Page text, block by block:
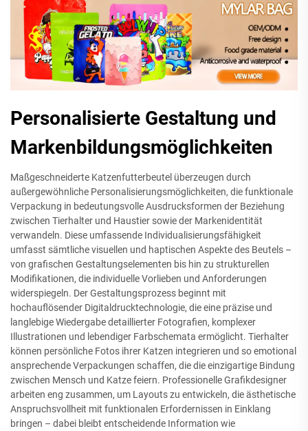
Personalisierte Gestaltung und
Markenbildungsmöglichkeiten
Maßgeschneiderte Katzenfutterbeutel überzeugen durch
außergewöhnliche Personalisierungsmöglichkeiten, die funktionale
Verpackung in bedeutungsvolle Ausdrucksformen der Beziehung
zwischen Tierhalter und Haustier sowie der Markenidentität
verwandeln. Diese umfassende Individualisierungsfähigkeit
umfasst sämtliche visuellen und haptischen Aspekte des Beutels –
von grafischen Gestaltungselementen bis hin zu strukturellen
Modifikationen, die individuelle Vorlieben und Anforderungen
widerspiegeln. Der Gestaltungsprozess beginnt mit
hochauflösender Digitaldrucktechnologie, die eine präzise und
langlebige Wiedergabe detaillierter Fotografien, komplexer
Illustrationen und lebendiger Farbschemata ermöglicht. Tierhalter
können persönliche Fotos ihrer Katzen integrieren und so emotional
ansprechende Verpackungen schaffen, die die einzigartige Bindung
zwischen Mensch und Katze feiern. Professionelle Grafikdesigner
arbeiten eng zusammen, um Layouts zu entwickeln, die ästhetische
Anspruchsvollheit mit funktionalen Erfordernissen in Einklang
bringen – dabei bleibt entscheidende Information wie